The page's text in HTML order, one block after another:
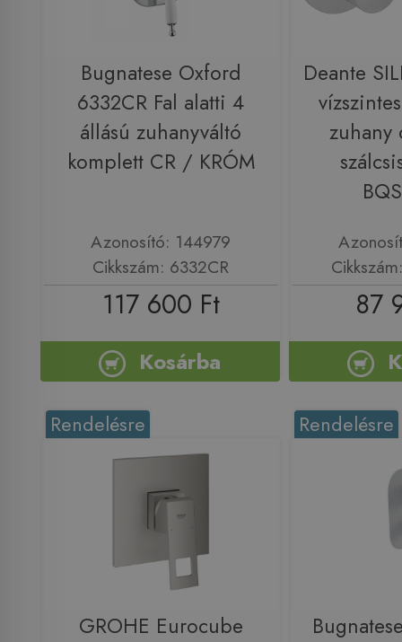
Bugnatese Oxford
6332CR Fal alatti 4
állású zuhanyváltó
komplett CR / KRÓM
Azonosító: 144979
Cikkszám: 6332CR
117 600 Ft
Kosárba
Deante
zuhany
87
Rendelésre
GROHE Eurocube
Rendelésre